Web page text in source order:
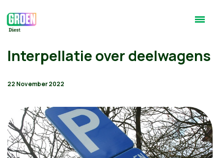
Interpellatie over deelwagens
22 November 2022